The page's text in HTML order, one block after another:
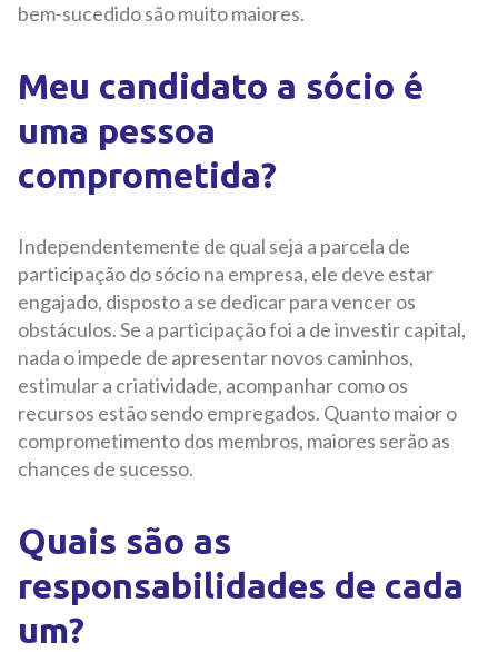
bem-sucedido são muito maiores.
Meu candidato a sócio é
uma pessoa
comprometida?
Independentemente de qual seja a parcela de
participação do sócio na empresa, ele deve estar
engajado, disposto a se dedicar para vencer os
obstáculos. Se a participação foi a de investir capital,
nada o impede de apresentar novos caminhos,
estimular a criatividade, acompanhar como os
recursos estão sendo empregados. Quanto maior o
comprometimento dos membros, maiores serão as
chances de sucesso.
Quais são as
responsabilidades de cada
um?